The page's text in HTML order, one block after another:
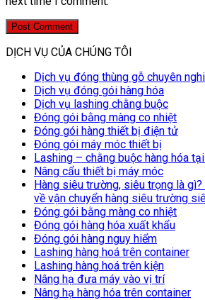
DỊCH VỤ CỦA CHÚNG TÔI
Dịch vụ đóng thùng gỗ chuyên
Dịch vụ đóng gói hàng hóa
Dịch vụ lashing chằng buộc
Đóng gói bằng màng co nhiệt
Đóng gói hàng thiết bị điện tử
Đóng gói máy móc thiết bị
Lashing – chằng buộc hàng hóa
Nâng cẩu thiết bị máy móc
Hàng siêu trường, siêu trọng là
về vận chuyển hàng siêu trường
Đóng gói bằng màng co nhiệt
Đóng gói hàng hóa xuất khẩu
Đóng gói hàng nguy hiểm
Lashing hàng hoá trên container
Lashing hàng hoá trên kiện
Nâng hạ đưa máy vào vị trí
Nâng hạ hàng hóa trên container